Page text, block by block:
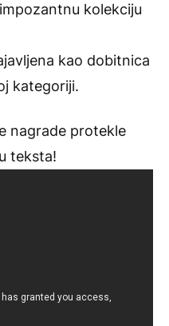
kolekciju
kao dobitnica
kategoriji.
nagrade protekle
teksta!